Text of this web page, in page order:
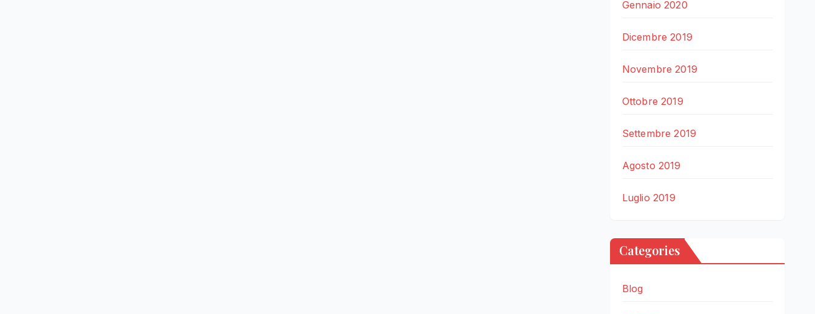
Gennaio 2020
Dicembre 2019
Novembre 2019
Ottobre 2019
Settembre 2019
Agosto 2019
Luglio 2019
Categories
Blog